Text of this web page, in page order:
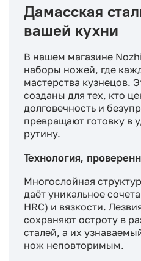
Дамасская
вашей кухни
В нашем магазине
наборы ножей, где
мастерства кузнецов.
созданы для тех, кто
долговечность и
превращают готовку в
рутину.
Технология,
Многослойная
даёт уникальное
HRC) и вязкости.
сохраняют остроту в
сталей, а их
нож неповторимым.